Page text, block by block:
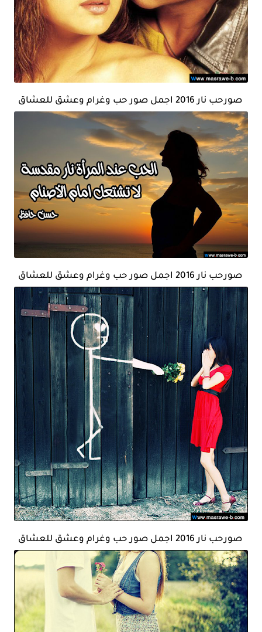
صورحب نار 2016 اجمل صور حب وغرام وعشق للعشاق
صورحب نار 2016 اجمل صور حب وغرام وعشق للعشاق
صورحب نار 2016 اجمل صور حب وغرام وعشق للعشاق